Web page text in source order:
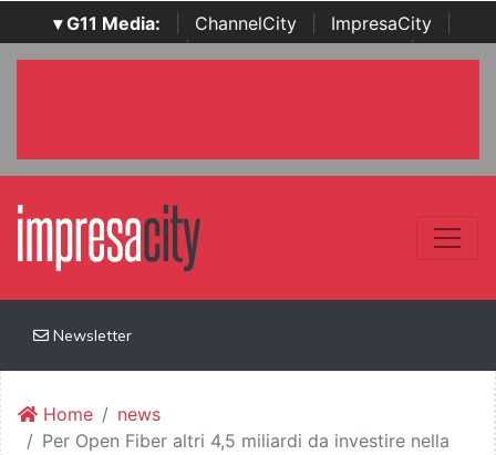
▾ G11 Media: ChannelCity ImpresaCity
SecurityOpenLab | Italian Channel Awards | Italian
Newsletter
Home
news
Per Open Fiber altri 4,5 miliardi da investire nella